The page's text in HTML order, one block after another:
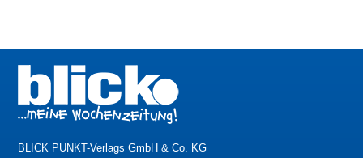
BLICK PUNKT-Verlags GmbH & Co. KG